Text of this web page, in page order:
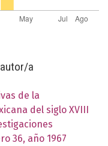
a
de la
del siglo XVIII
36, año 1967